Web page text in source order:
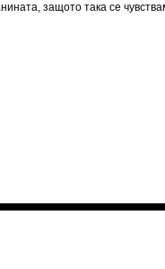
защото така се